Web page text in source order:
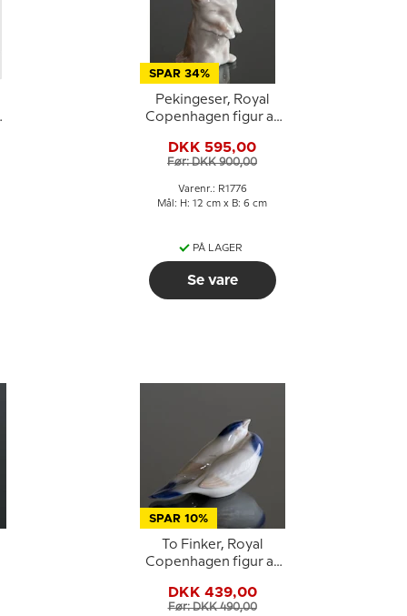
SPAR 34%
Pekingeser, Royal
Copenhagen figur af
DKK 595,00
Før: DKK 900,00
Varenr.: R1776
Mål: H: 12 cm x B: 6 cm
PÅ LAGER
Se vare
SPAR 10%
To Finker, Royal
Copenhagen figur af
DKK 439,00
Før: DKK 490,00